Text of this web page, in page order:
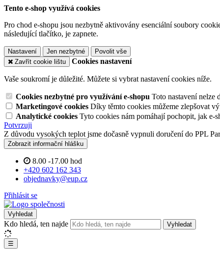
Tento e-shop využívá cookies
Pro chod e-shopu jsou nezbytně aktivovány esenciální soubory
následující tlačítko, je zapnete.
Nastavení Jen nezbytné
Povolit vše
Zavřít cookie lištu
Cookies nastavení
Vaše soukromí je důležité. Můžete si vybrat nastavení cookies níže.
Cookies nezbytné pro využívání e-shopu Toto nastavení nelze
Marketingové cookies Díky těmto cookies můžeme zlepšovat
Analytické cookies Tyto cookies nám pomáhají pochopit, jak e-
Potvrzuji
Z důvodu vysokých teplot jsme dočasně vypnuli doručení do PPL
Zobrazit informační hlášku
8.00 -17.00 hod
+420 602 162 343
objednavky@eup.cz
Přihlásit se
Vyhledat
Kdo hledá, ten najde Vyhledat
☰